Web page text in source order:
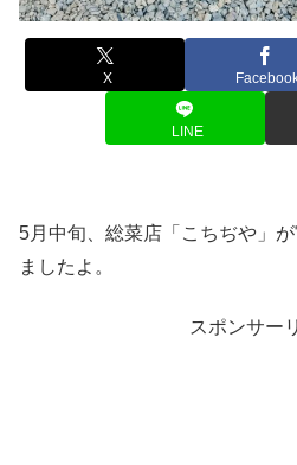
X
LINE
5月中旬、総菜店「こちぢや」
ましたよ。
スポンサー